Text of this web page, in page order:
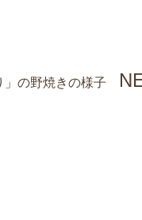
」の野焼きの様子